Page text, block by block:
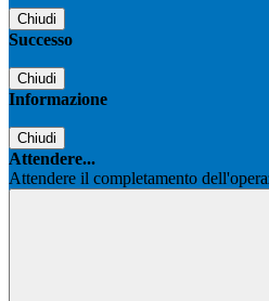
Chiudi
Successo
Chiudi
Informazione
Chiudi
Attendere...
Attendere il completamento